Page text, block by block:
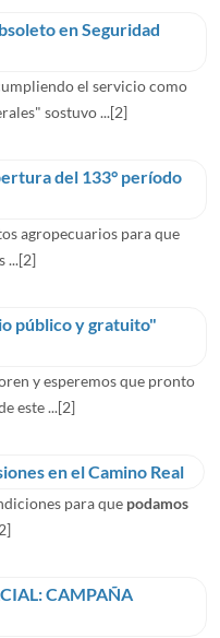
en Seguridad
el servicio como
sostuvo ...[2]
del 133° período
agropecuarios para que
...[2]
público y gratuito"
y esperemos que pronto
este ...[2]
en el Camino Real
para que podamos
CAMPAÑA